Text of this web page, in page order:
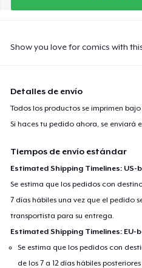
Show you love for comics with
Detalles de envío
Todos los productos se imprimen bajo
Si haces tu pedido ahora, se enviará
Tiempos de envío estándar
Estimated Shipping Timelines: US-
Se estima que los pedidos con
7 días hábiles una vez que el pedido
transportista para su entrega.
Estimated Shipping Timelines: EU-
Se estima que los pedidos con
de los 7 a 12 días hábiles